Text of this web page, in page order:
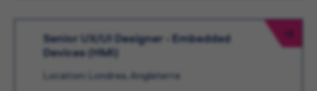
Senior UX/UI Designer - Embedded
Devices (HMI)
Location: Londres, Angleterre